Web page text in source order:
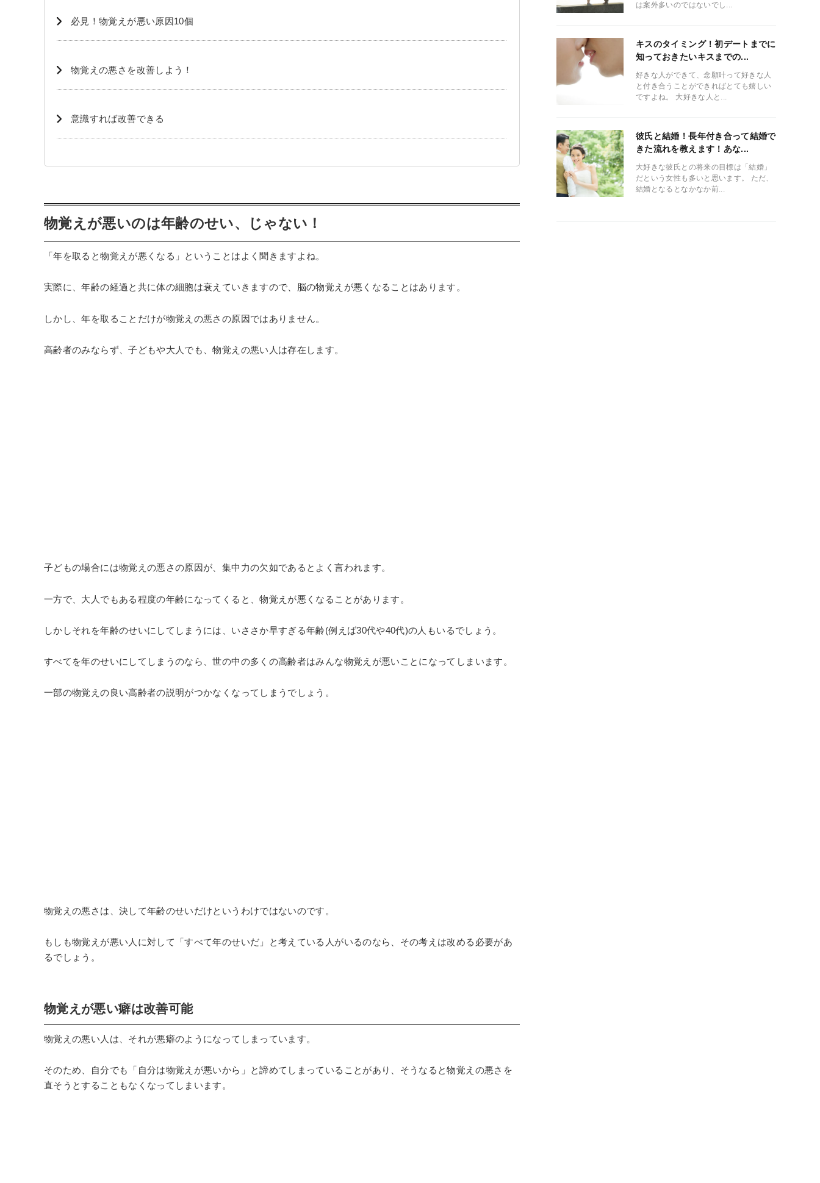
必見！物覚えが悪い原因10個
物覚えの悪さを改善しよう！
意識すれば改善できる
物覚えが悪いのは年齢のせい、じゃない！
「年を取ると物覚えが悪くなる」ということはよく聞きますよね。
実際に、年齢の経過と共に体の細胞は衰えていきますので、脳の物覚えが悪くなることはあります。
しかし、年を取ることだけが物覚えの悪さの原因ではありません。
高齢者のみならず、子どもや大人でも、物覚えの悪い人は存在します。
子どもの場合には物覚えの悪さの原因が、集中力の欠如であるとよく言われます。
一方で、大人でもある程度の年齢になってくると、物覚えが悪くなることがあります。
しかしそれを年齢のせいにしてしまうには、いささか早すぎる年齢(例えば30代や40代)の人もいるでしょう。
すべてを年のせいにしてしまうのなら、世の中の多くの高齢者はみんな物覚えが悪いことになってしまいます。
一部の物覚えの良い高齢者の説明がつかなくなってしまうでしょう。
物覚えの悪さは、決して年齢のせいだけというわけではないのです。
もしも物覚えが悪い人に対して「すべて年のせいだ」と考えている人がいるのなら、その考えは改める必要があ
るでしょう。
物覚えが悪い癖は改善可能
物覚えの悪い人は、それが悪癖のようになってしまっています。
そのため、自分でも「自分は物覚えが悪いから」と諦めてしまっていることがあり、そうなると物覚えの悪さを
直そうとすることもなくなってしまいます。
は案外多いのではないでし...
キスのタイミング！初デートまでに
知っておきたいキスまでの...
好きな人ができて、念願叶って好きな人
と付き合うことができればとても嬉しい
ですよね。 大好きな人と...
彼氏と結婚！長年付き合って結婚で
きた流れを教えます！あな...
大好きな彼氏との将来の目標は「結婚」
だという女性も多いと思います。 ただ、
結婚となるとなかなか前...